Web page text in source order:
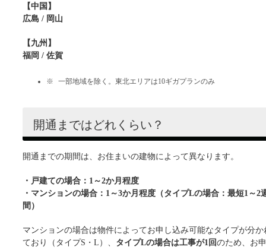
【中国】
広島 / 岡山
【九州】
福岡 / 佐賀
一部地域を除く。東北エリアは10ギガプランのみ
開通まではどれくらい？
開通までの期間は、お住まいの建物によって異なります。
・戸建ての場合：1～2か月程度
・マンションの場合：1～3か月程度（タイプLの場合：最短1～2
間）
マンションの場合は物件によってお申し込み可能なタイプが分か
ており（タイプS・L）、 タイプLの場合は工事が1回のため、お